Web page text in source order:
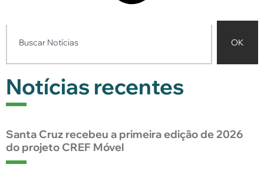
OK
Notícias recentes
Santa Cruz recebeu a primeira edição de 2026
do projeto CREF Móvel